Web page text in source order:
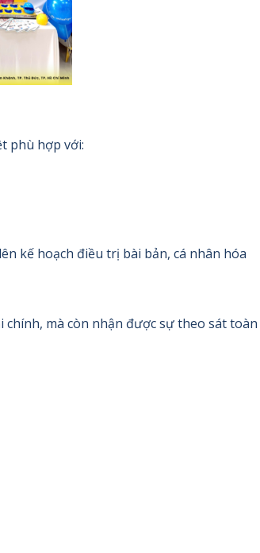
phù hợp với:
kế hoạch điều trị bài bản, cá nhân hóa
mà còn nhận được sự theo sát